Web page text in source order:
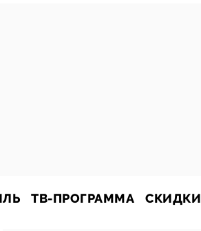
ТВ-ПРОГРАММА СКИДКИ